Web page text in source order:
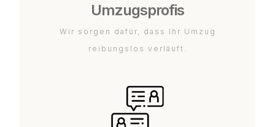
Umzugsprofis
Wir sorgen dafür, dass Ihr Umzug
reibungslos verläuft.